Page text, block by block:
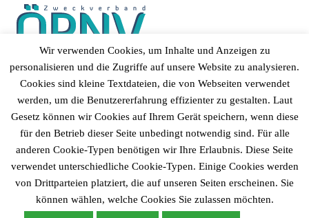
© 2026Gemeinde Fitzbek
Powered byWordPress Theme:Graphyvon Themegraphy
Wir verwenden Cookies, um Inhalte und Anzeigen zu
personalisieren und die Zugriffe auf unsere Website zu analysieren.
Cookies sind kleine Textdateien, die von Webseiten verwendet
werden, um die Benutzererfahrung effizienter zu gestalten. Laut
Gesetz können wir Cookies auf Ihrem Gerät speichern, wenn diese
für den Betrieb dieser Seite unbedingt notwendig sind. Für alle
anderen Cookie-Typen benötigen wir Ihre Erlaubnis. Diese Seite
verwendet unterschiedliche Cookie-Typen. Einige Cookies werden
von Drittparteien platziert, die auf unseren Seiten erscheinen. Sie
können wählen, welche Cookies Sie zulassen möchten.